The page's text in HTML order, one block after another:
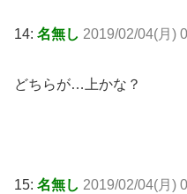
14: 名無し 2019/02/04(月)
どちらが…上かな？
15: 名無し 2019/02/04(月)